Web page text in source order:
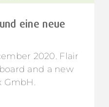
eine neue
2020. Flair
and a new
GmbH.